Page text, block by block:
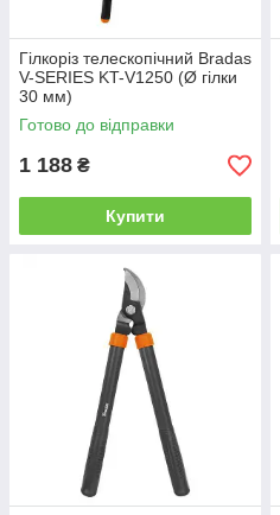
Гілкоріз телескопічний Bradas
V-SERIES KT-V1250 (Ø гілки
30 мм)
Готово до відправки
1 188 ₴
Купити